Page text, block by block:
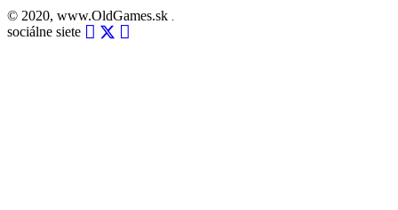
© 2020, www.OldGames.sk .
sociálne siete